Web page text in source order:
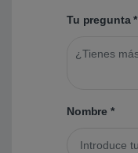
Tu pregunta*
Nombre*